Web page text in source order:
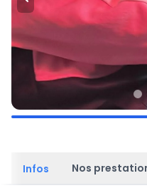
Infos Nos